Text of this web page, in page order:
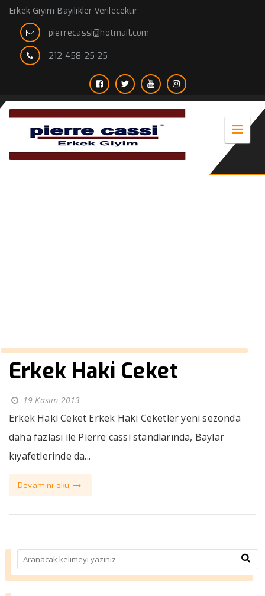
Erkek Giyim Bayilikler Verilecektir
pierrecassi@hotmail.com
212 458 25 25
Erkek Haki Ceket
19 Kasım 2013
Erkek Haki Ceket Erkek Haki Ceketler yeni sezonda
daha fazlası ile Pierre cassi standlarında, Baylar
kıyafetlerinde da...
Devamını oku